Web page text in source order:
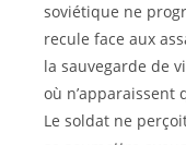
soviétique ne
recule face aux
la sauvegarde de
où n’apparaissent
Le soldat ne